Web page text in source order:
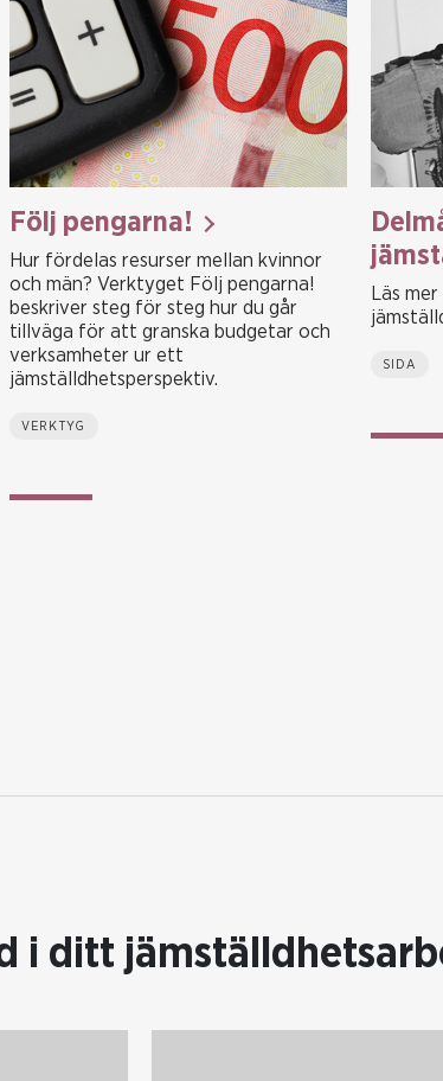
Följ pengarna!
Hur fördelas resurser mellan kvinnor
och män? Verktyget Följ pengarna!
beskriver steg för steg hur du går
tillväga för att granska budgetar och
verksamheter ur ett
jämställdhetsperspektiv.
VERKTYG
Läs
SIDA
i ditt